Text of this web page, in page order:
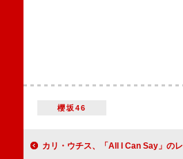
櫻坂46
カリ・ウチス、「All I Can Say」のレトロなビ